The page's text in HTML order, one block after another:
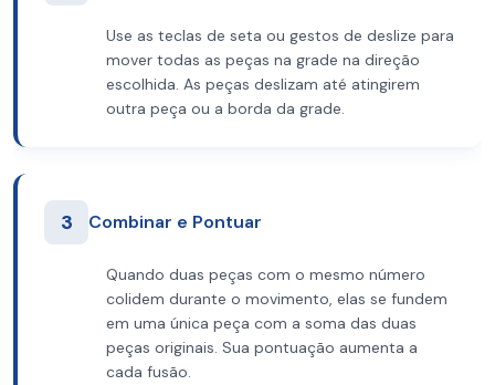
Use as teclas de seta ou gestos de deslize para
mover todas as peças na grade na direção
escolhida. As peças deslizam até atingirem
outra peça ou a borda da grade.
3 Combinar e Pontuar
Quando duas peças com o mesmo número
colidem durante o movimento, elas se fundem
em uma única peça com a soma das duas
peças originais. Sua pontuação aumenta a
cada fusão.